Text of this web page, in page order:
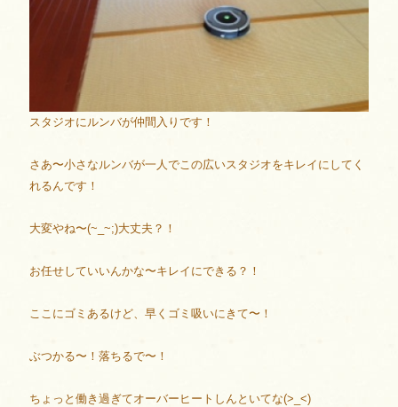
スタジオにルンバが仲間入りです！
さあ〜小さなルンバが一人でこの広いスタジオをキレイにしてく
れるんです！
大変やね〜(~_~;)大丈夫？！
お任せしていいんかな〜キレイにできる？！
ここにゴミあるけど、早くゴミ吸いにきて〜！
ぶつかる〜！落ちるで〜！
ちょっと働き過ぎてオーバーヒートしんといてな(>_<)